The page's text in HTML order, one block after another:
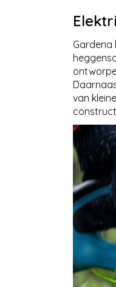
Gardena
van